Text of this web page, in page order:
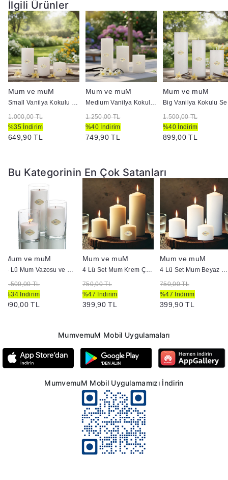
İlgili Ürünler
Mum ve muM
Small Vanilya Kokulu Set Mum Çap 7 cm Beyaz
1.000,00 TL
%35 İndirim
649,90 TL
Mum ve muM
Medium Vanilya Kokulu Set Mum Çap 7 cm Beyaz
1.250,00 TL
%40 İndirim
749,90 TL
Mum ve muM
1.500,00 TL
%40 İndirim
899,00 TL
Bu Kategorinin En Çok Satanları
Mum ve muM
3 Lü Mum Vazosu ve Mum Seti Beyaz
1.500,00 TL
%34 İndirim
990,00 TL
Mum ve muM
4 Lü Set Mum Krem Çap :5 cm
750,00 TL
%47 İndirim
399,90 TL
Mum ve muM
4 Lü Set Mum Beyaz Çap :5 cm
750,00 TL
%47 İndirim
399,90 TL
MumvemuM Mobil Uygulamaları
MumvemuM Mobil Uygulamamızı İndirin